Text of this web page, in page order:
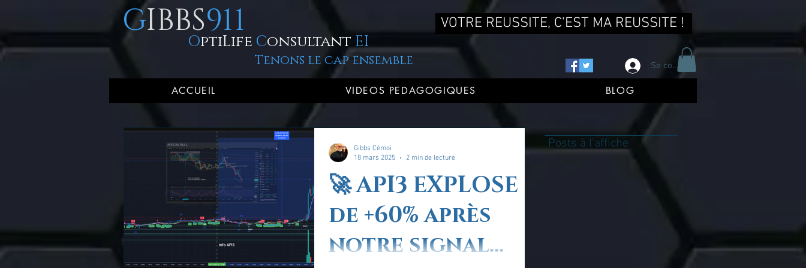
GIBBS911
OptiLife Consultant EI
VOTRE REUSSITE, C'EST MA REUSSITE !
Tenons le cap ensemble Se connecter
ACCUEIL VIDEOS PEDAGOGIQUES BLOG
🚀 API3 EXPLOSE
de +60% après
notre signal
Gibbs Cémoi
18 mars 2025
2 min de lecture
Posts à l'affiche